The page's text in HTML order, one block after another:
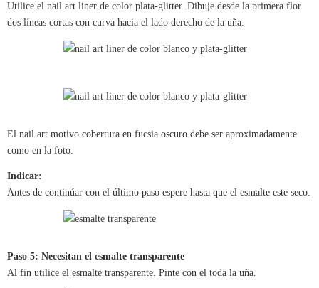
Utilice el nail art liner de color plata-glitter. Dibuje desde la primera flor
dos líneas cortas con curva hacia el lado derecho de la uña.
El nail art motivo cobertura en fucsia oscuro debe ser aproximadamente
como en la foto.
Indicar:
Antes de continúar con el último paso espere hasta que el esmalte este seco.
Paso 5: Necesitan el esmalte transparente
Al fin utilice el esmalte transparente. Pinte con el toda la uña.